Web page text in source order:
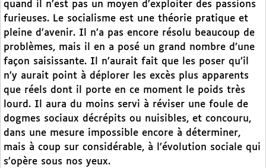
quand il n’est pas un moyen d’exploiter des passions
furieuses. Le socialisme est une théorie pratique et
pleine d’avenir. Il n’a pas encore résolu beaucoup de
problèmes, mais il en a posé un grand nombre d’une
façon saisissante. Il n’aurait fait que les poser qu’il
n’y aurait point à déplorer les excès plus apparents
que réels dont il porte en ce moment le poids très
lourd. Il aura du moins servi à réviser une foule de
dogmes sociaux décrépits ou nuisibles, et concouru,
dans une mesure impossible encore à déterminer,
mais à coup sur considérable, à l’évolution sociale qui
s’opère sous nos yeux.